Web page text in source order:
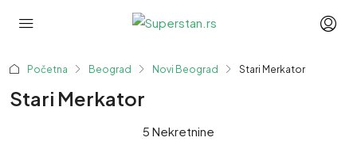
Početna Beograd Novi Beograd Stari Merkator
Stari Merkator
5 Nekretnine